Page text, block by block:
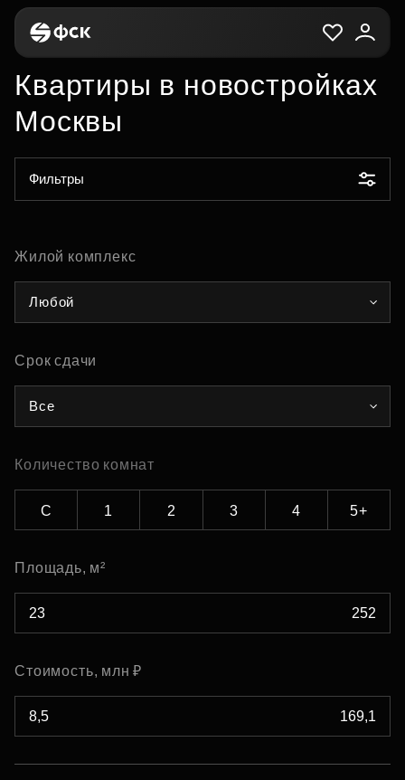
Квартиры в новостройках
Москвы
Фильтры
Жилой комплекс
Любой
Срок сдачи
Все
Количество комнат
С 1 2 3 4 5+
Площадь, м²
Стоимость, млн ₽